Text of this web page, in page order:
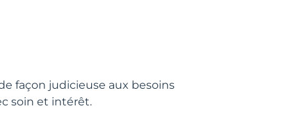
façon judicieuse aux besoins
soin et intérêt.